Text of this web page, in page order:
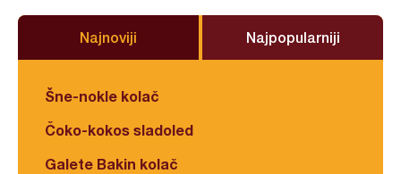
Najnoviji Najpopularniji
Šne-nokle kolač
Čoko-kokos sladoled
Galete Bakin kolač